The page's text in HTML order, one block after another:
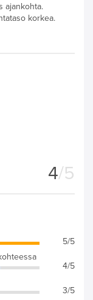
ajankohta.
korkea.
4/5
5/5
4/5
3/5